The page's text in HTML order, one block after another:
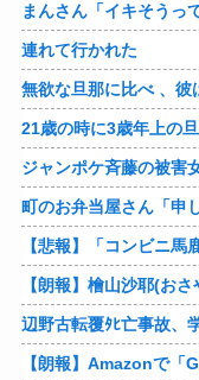
連れて行かれた
【朗報】Amazonで「